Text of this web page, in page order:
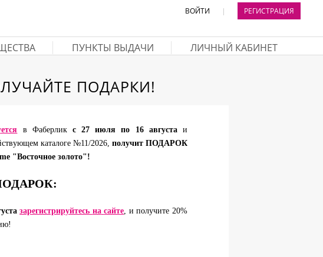
ВОЙТИ | РЕГИСТРАЦИЯ
ПУНКТЫ ВЫДАЧИ ЛИЧНЫЙ КАБИНЕТ
ПОДАРКИ!
в Фаберлик с 27 июля по 16 августаи
каталоге №11/2026, получит ПОДАРОК
"Восточное золото"!
зарегистрируйтесь на сайте, и получите 20%